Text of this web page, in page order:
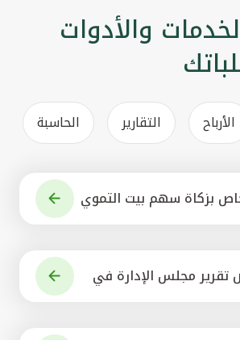
والأدوات
الأرباح التقارير الحاسبة
بزكاة سهم بيت التموي
تقرير مجلس الإدارة في